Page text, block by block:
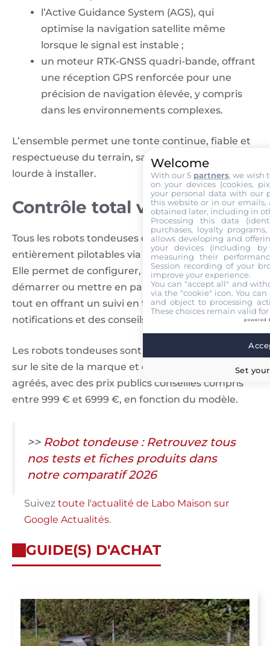
l’Active Guidance System (AGS), qui
optimise la navigation satellite même
lorsque le signal est instable ;
un moteur RTK-GNSS quadri-bande, offrant
une réception GPS renforcée pour une
précision de navigation élevée, y compris
dans les environnements complexes.
L’ensemble permet une tonte continue, fiable et
respectueuse du terrain, sans infrastructure
lourde à installer.
Contrôle total via l’app
Tous les robots tondeuses de la gamme sont
entièrement pilotables via l’application STIGA.GO.
Elle permet de configurer, programmer,
démarrer ou mettre en pause la tonte à distance,
tout en offrant un suivi en temps réel, des
notifications et des conseils personnalisés.
Les robots tondeuses sont disponibles à l’achat
sur le site de la marque et chez les revendeurs
agréés, avec des prix publics conseillés compris
entre 999 € et 6999 €, en fonction du modèle.
>> Robot tondeuse : Retrouvez tous
nos tests et fiches produits dans
notre comparatif 2026
Suivez toute l'actualité de Labo Maison sur
Google Actualités.
GUIDE(S) D'ACHAT
Welcome
With our 5 partners, we wish
on your devices (cookies,
your personal data with our
this website or in our emails,
obtained later, including in
Processing this data
purchases, loyalty
allows developing and
your devices (including
measuring their
Session recording of your
improve your experience.
You can "accept all" and
via the "cookie" icon. You
and object to processing
These choices remain valid
powered
Set